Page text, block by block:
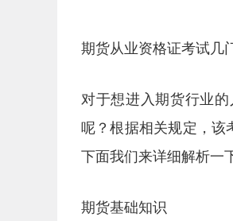
期货从业资格证考试几
对于想进入期货行业
呢？根据相关规定，该
下面我们来详细解析一
期货基础知识